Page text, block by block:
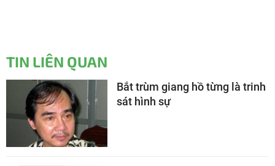
TIN LIÊN QUAN
Bắt trùm giang hồ từng là trinh
sát hình sự